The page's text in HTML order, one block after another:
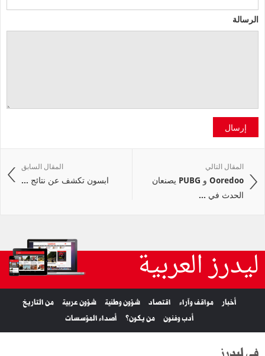
الرسالة
إرسال
المقال السابق
ابسون تكشف عن نتائج ...
المقال التالي
Ooredoo و PUBG يصنعان
الحدث في ...
ليدرز العربية
أخبار مواقف وآراء اقتصاد شؤون وطنية شؤون عربية
من التاريخ
أدب وفنون
من يكون؟ أصداء المؤسسات